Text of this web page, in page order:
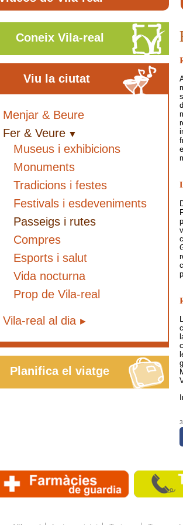
Coneix Vila-real
Viu la ciutat
Menjar & Beure
Fer & Veure
Museus i exhibicions
Monuments
Tradicions i festes
Festivals i esdeveniments
Passeigs i rutes
Compres
Esports i salut
Vida nocturna
Prop de Vila-real
Vila-real al dia
Planifica el viatge